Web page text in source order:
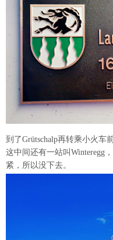
到了Grütschalp再转乘小火车
这中间还有一站叫Winteregg
紧，所以没下去。